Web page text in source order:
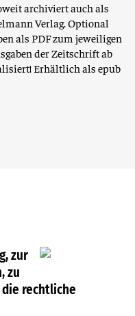
archiviert auch als
Verlag. Optional
als PDF zum jeweiligen
der Zeitschrift ab
Erhältlich als epub
zur
zu
rechtliche